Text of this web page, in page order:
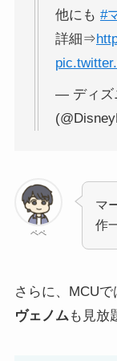
他にも #
詳細⇒
— ディズ
ペペ
マ
作
さらに、MCU
ヴェノム も見放